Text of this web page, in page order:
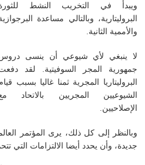
ويبدأ في التخريب النشط
البروليتارية، وبالتالي مساعدة
والأممية الثانية.
لا ينبغي لأي شيوعي أن ينسى
جمهورية المجر السوفيتية. لقد
البروليتاريا المجرية ثمنا غاليا بسبب
الشيوعيين المجريين بالاتحاد
الإصلاحيين.
وبالنظر إلى كل ذلك، يرى المؤتمر
جديدة، وأن يحدد أيضا الالتزامات التي